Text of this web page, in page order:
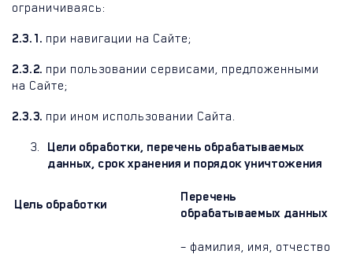
ограничиваясь:
2.3.1. при навигации на Сайте;
2.3.2. при пользовании сервисами, предложенными
на Сайте;
2.3.3. при ином использовании Сайта.
Цели обработки, перечень обрабатываемых
данных, срок хранения и порядок уничтожения
Цель обработки
Перечень
обрабатываемых данных
– фамилия, имя, отчество